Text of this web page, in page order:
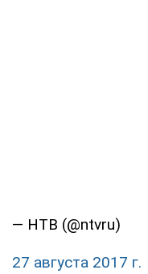
— НТВ (@ntvru)
27 августа 2017 г.